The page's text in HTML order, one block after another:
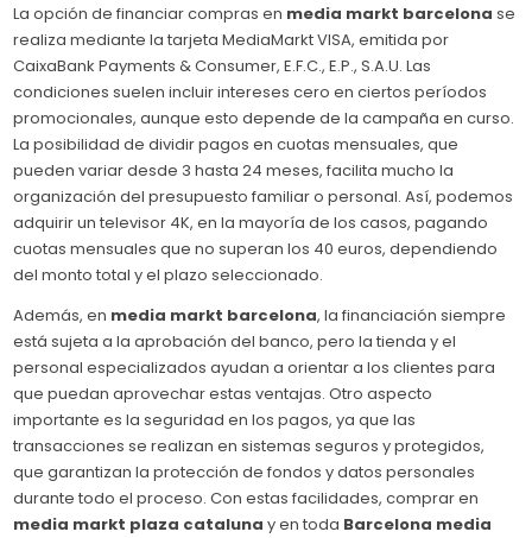
La opción de financiar compras en media markt barcelona se
realiza mediante la tarjeta MediaMarkt VISA, emitida por
CaixaBank Payments & Consumer, E.F.C., E.P., S.A.U. Las
condiciones suelen incluir intereses cero en ciertos períodos
promocionales, aunque esto depende de la campaña en curso.
La posibilidad de dividir pagos en cuotas mensuales, que
pueden variar desde 3 hasta 24 meses, facilita mucho la
organización del presupuesto familiar o personal. Así, podemos
adquirir un televisor 4K, en la mayoría de los casos, pagando
cuotas mensuales que no superan los 40 euros, dependiendo
del monto total y el plazo seleccionado.
Además, en media markt barcelona, la financiación siempre
está sujeta a la aprobación del banco, pero la tienda y el
personal especializados ayudan a orientar a los clientes para
que puedan aprovechar estas ventajas. Otro aspecto
importante es la seguridad en los pagos, ya que las
transacciones se realizan en sistemas seguros y protegidos,
que garantizan la protección de fondos y datos personales
durante todo el proceso. Con estas facilidades, comprar en
media markt plaza cataluna y en toda Barcelona media